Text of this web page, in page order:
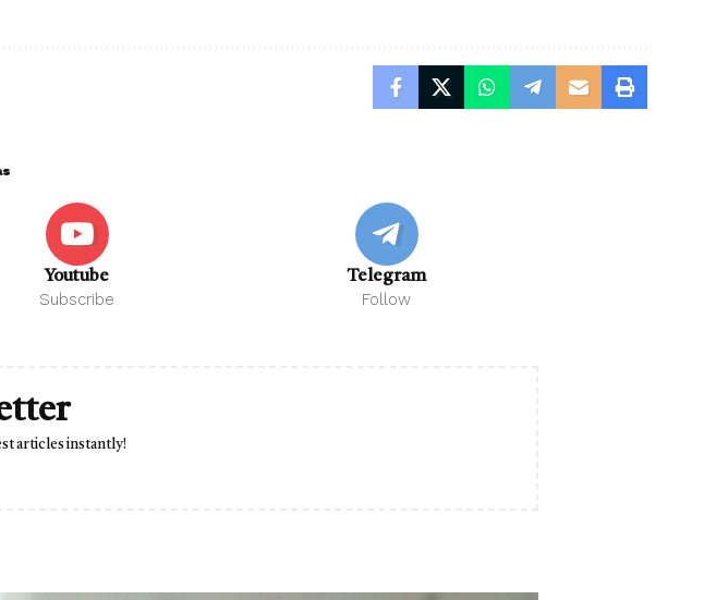
Youtube
Subscribe
Telegram
Follow
articles instantly!